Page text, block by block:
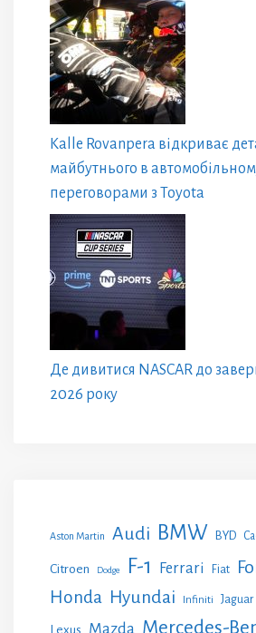
Kalle Rovanpera відкриває
майбутнього в
переговорами з Toyota
Де дивитися NASCAR до
2026 року
Aston Martin Audi BMW BYD
Citroen Dodge F-1 Ferrari Fiat
Honda Hyundai Infiniti Jaguar
Lexus Mazda Mercedes-